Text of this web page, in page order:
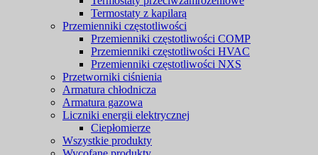
Termostaty z kapilarą
Przemienniki częstotliwości
Przemienniki częstotliwości COMP
Przemienniki częstotliwości HVAC
Przemienniki częstotliwości NXS
Przetworniki ciśnienia
Armatura chłodnicza
Armatura gazowa
Liczniki energii elektrycznej
Ciepłomierze
Wszystkie produkty